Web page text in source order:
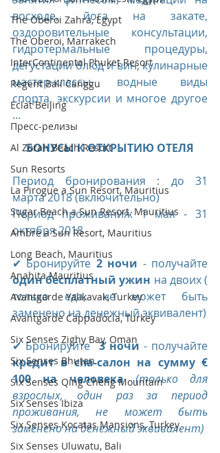
The Oberoi Zahra, Egypt
The Oberoi, Marrakech
InterContinental Phuket Resort
Regent Bali Canggu
Eclat Beijing
Пресс-релизы
Al Zorah Beach Resort
Sun Resorts
La Pirogue a Sun Resort, Mauritius
Sugar Beach a Sun Resort, Mauritius
Ambre a Sun Resort, Mauritius
Long Beach, Mauritius
Anahita Mauritius
Avantgarde Yalıkavak, Turkey
Avantgarde Cappadocia, Turkey
Six Senses Zighy Bay, Oman
Six Senses Bhutan
Six Senses Qing Cheng Mountain
Six Senses Ibiza
Six Senses Kocatas Mansions, Turkey
Six Senses Uluwatu, Bali
восходе, йога на закате,
оздоровительные консультации,
гидротермальные процедуры,
дегустации блюд и вин, кулинарные
мастер-классы, водные виды
спорта, экскурсии и многое другое
...
БОНУСЫ К ОТКРЫТИЮ ОТЕЛЯ
Период бронирования : до 31
марта 2018 (включительно)
Период проживания: 1 мая - 31
октября 2018
✔ Бронируйте 2 ночи
один бесплатный ужин на двоих (
только еда, не может быть
заменено на денежный эквивалент)
✔ Бронируйте 3 ночи
кредит в спа-салон на сумму €
100 на человека
(только для
взрослых, один раз за период
проживания, не может быть
заменено на денежный эквивалент)